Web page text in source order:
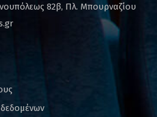
82β, Πλ. Μπουρναζίου